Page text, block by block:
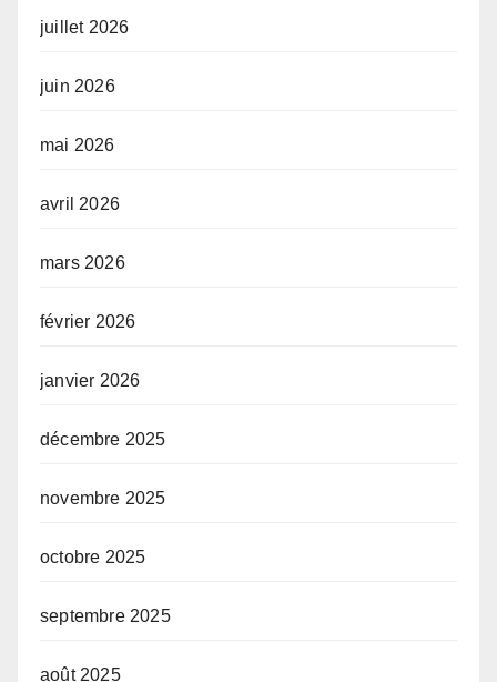
juillet 2026
juin 2026
mai 2026
avril 2026
mars 2026
février 2026
janvier 2026
décembre 2025
novembre 2025
octobre 2025
septembre 2025
août 2025